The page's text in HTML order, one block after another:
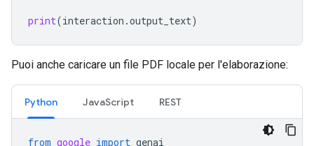
print(interaction .output_text)
Puoi anche caricare un file PDF locale per l'elaborazione:
Python JavaScript REST
from google import genai